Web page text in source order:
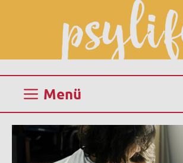
Menü